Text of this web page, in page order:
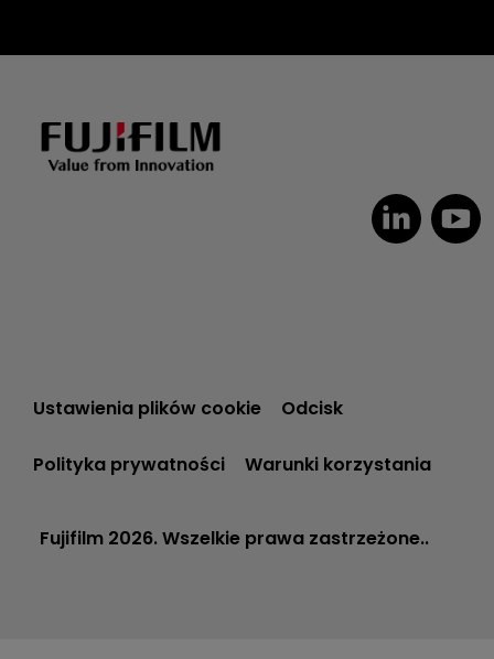
Ustawienia plików cookie Odcisk
Polityka prywatności Warunki korzystania
Fujifilm 2026. Wszelkie prawa zastrzeżone..